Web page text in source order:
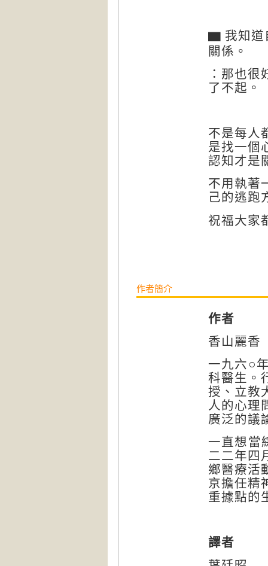
▆ 我知
關係。
：那也
了不起。
不是每人
是找一個
認知才是
不用執著
己的逃跑
祝福大家
作者簡介
作者
香山麗香
一九六○
科醫生。
授、立教
人的心理
廣泛的議
一直想當
二二年四
鄉醫療活
京擔任精
重據點的
譯者